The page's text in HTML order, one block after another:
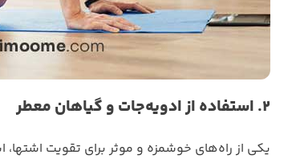
۲. استفاده از ادویه‌جات و گیاهان معطر
یکی از راه‌های خوشمزه و موثر برای تقویت